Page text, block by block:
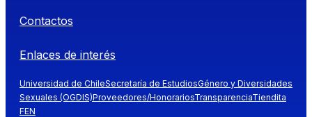
Contactos
Enlaces de interés
Universidad de ChileSecretaría de EstudiosGénero y Diversidades
Sexuales (OGDIS)Proveedores/HonorariosTransparenciaTiendita
FEN